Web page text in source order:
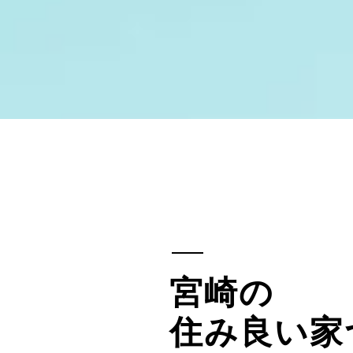
宮崎の
住み良い